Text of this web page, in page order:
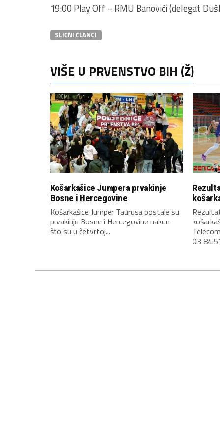
19:00 Play Off – RMU Banovići (delegat
SLIČNI ČLANCI
VIŠE U PRVENSTVO BIH (Ž)
Košarkašice Jumpera prvakinje
Bosne i Hercegovine
Košarkašice Jumper Taurusa postale su
prvakinje Bosne i Hercegovine nakon
što su u četvrtoj...
03